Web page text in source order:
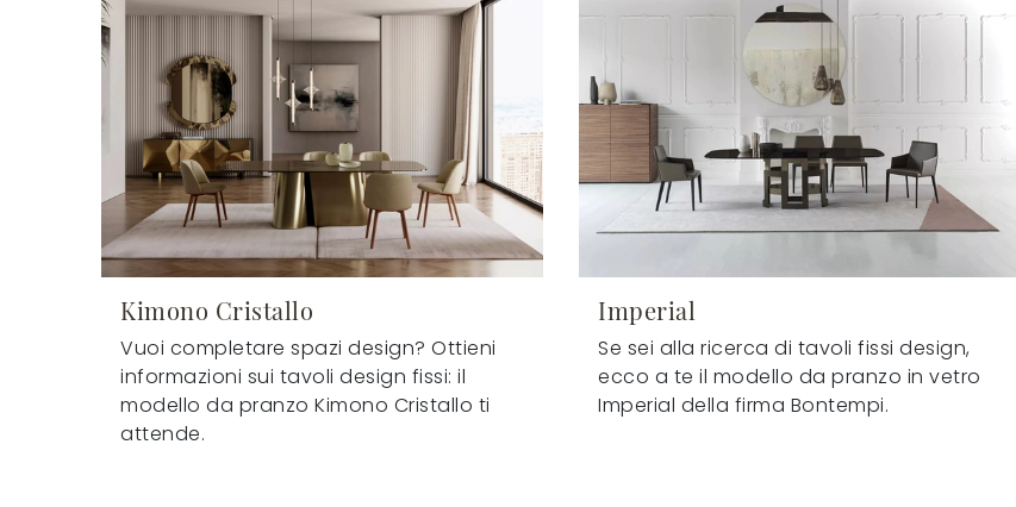
Kimono Cristallo
Vuoi completare spazi design? Ottieni
informazioni sui tavoli design fissi: il
modello da pranzo Kimono Cristallo ti
attende.
Imperial
Se sei alla ricerca di tavoli fissi design,
ecco a te il modello da pranzo in vetro
Imperial della firma Bontempi.